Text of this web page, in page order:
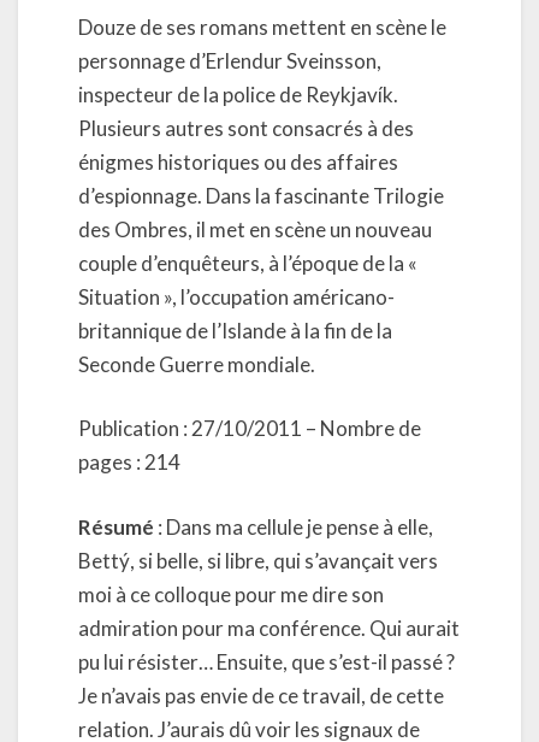
Douze de ses romans mettent en scène le
personnage d’Erlendur Sveinsson,
inspecteur de la police de Reykjavík.
Plusieurs autres sont consacrés à des
énigmes historiques ou des affaires
d’espionnage. Dans la fascinante Trilogie
des Ombres, il met en scène un nouveau
couple d’enquêteurs, à l’époque de la «
Situation », l’occupation américano-
britannique de l’Islande à la fin de la
Seconde Guerre mondiale.
Publication : 27/10/2011 – Nombre de
pages : 214
Résumé : Dans ma cellule je pense à elle,
Bettý, si belle, si libre, qui s’avançait vers
moi à ce colloque pour me dire son
admiration pour ma conférence. Qui aurait
pu lui résister… Ensuite, que s’est-il passé ?
Je n’avais pas envie de ce travail, de cette
relation. J’aurais dû voir les signaux de